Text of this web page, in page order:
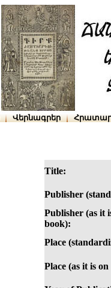
Վերնագրեր
Title:
Publisher
Publisher (as it
book):
Place
Place (as it is